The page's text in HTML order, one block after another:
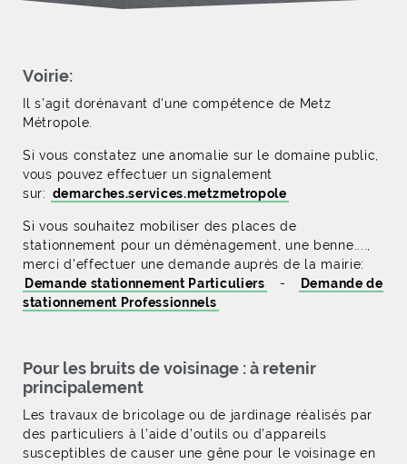
Voirie:
Il s'agit dorénavant d'une compétence de Metz
Métropole.
Si vous constatez une anomalie sur le domaine public,
vous pouvez effectuer un signalement
sur: demarches.services.metzmetropole
Si vous souhaitez mobiliser des places de
stationnement pour un déménagement, une benne....,
merci d'effectuer une demande auprès de la mairie:
Demande stationnement Particuliers
-
Demande de
stationnement Professionnels
Pour les bruits de voisinage : à retenir
principalement
Les travaux de bricolage ou de jardinage réalisés par
des particuliers à l’aide d’outils ou d’appareils
susceptibles de causer une gêne pour le voisinage en